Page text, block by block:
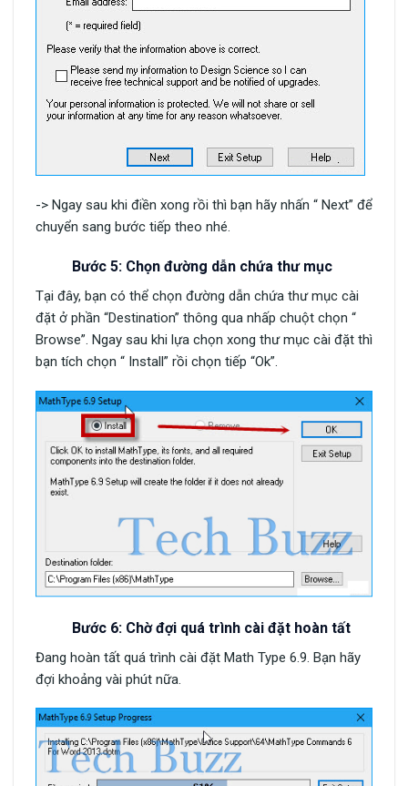
-> Ngay sau khi điền xong rồi thì bạn hãy nhấn “ Next” để
chuyển sang bước tiếp theo nhé.
Bước 5: Chọn đường dẫn chứa thư mục
Tại đây, bạn có thể chọn đường dẫn chứa thư mục cài
đặt ở phần “Destination” thông qua nhấp chuột chọn “
Browse”. Ngay sau khi lựa chọn xong thư mục cài đặt thì
bạn tích chọn “ Install” rồi chọn tiếp “Ok”.
Bước 6: Chờ đợi quá trình cài đặt hoàn tất
Đang hoàn tất quá trình cài đặt Math Type 6.9. Bạn hãy
đợi khoảng vài phút nữa.